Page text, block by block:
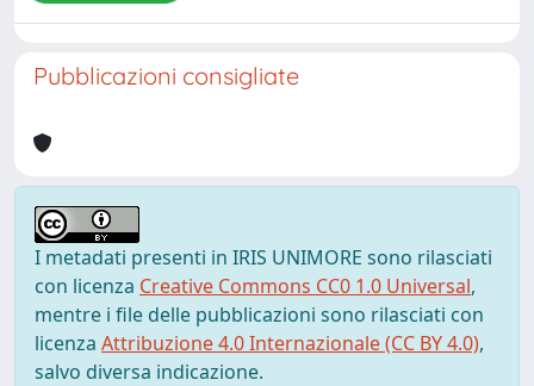
Pubblicazioni consigliate
I metadati presenti in IRIS UNIMORE sono rilasciati
con licenza Creative Commons CC0 1.0 Universal,
mentre i file delle pubblicazioni sono rilasciati con
licenza Attribuzione 4.0 Internazionale (CC BY 4.0),
salvo diversa indicazione.